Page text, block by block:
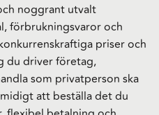
noggrant utvalt
förbrukningsvaror och
priser och
du driver företag,
som privatperson ska
att beställa det du